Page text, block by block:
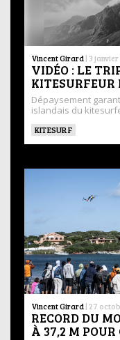
Vincent Girard | 3 janvier
VIDÉO : LE
Dépaysement
islandais du
KITESURF
Vincent Girard | 27
RECORD DU
À 37,2 M